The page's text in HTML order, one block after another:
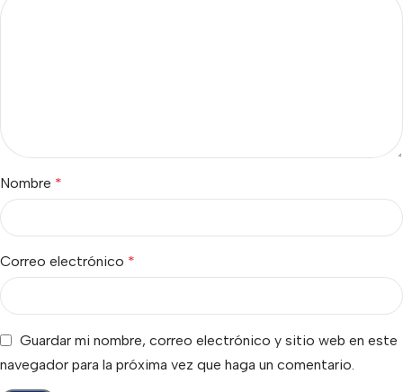
Nombre *
Correo electrónico *
Guardar mi nombre, correo electrónico y sitio web en este
navegador para la próxima vez que haga un comentario.